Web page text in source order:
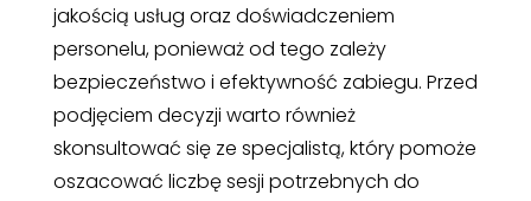
jakością usług oraz doświadczeniem
personelu, ponieważ od tego zależy
bezpieczeństwo i efektywność zabiegu. Przed
podjęciem decyzji warto również
skonsultować się ze specjalistą, który pomoże
oszacować liczbę sesji potrzebnych do